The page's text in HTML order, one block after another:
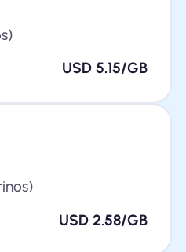
USD 5.15/GB
USD 2.58/GB